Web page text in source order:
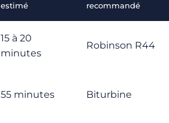
estimé
recommandé
15 à 20
minutes
Robinson R44
55 minutes Biturbine